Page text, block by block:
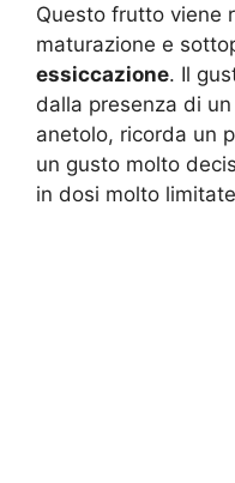
Questo frutto viene
maturazione e
essiccazione. Il
dalla presenza di
anetolo, ricorda un
un gusto molto
in dosi molto